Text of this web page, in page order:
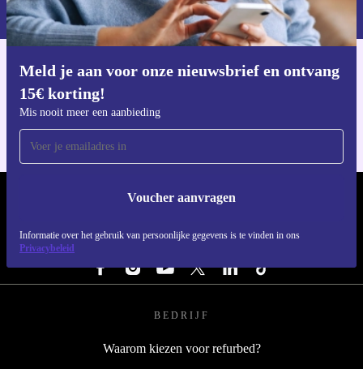
Meld je aan voor onze nieuwsbrief en ontvang
15€ korting!
Mis nooit meer een aanbieding
Voucher aanvragen
Informatie over het gebruik van persoonlijke gegevens is te vinden in ons
Privacybeleid
privacybeleid
Download de refurbed app
REFURBED NEDERLAND - RETHINK NEW.
VOLG ONS
BEDRIJF
Waarom kiezen voor refurbed?